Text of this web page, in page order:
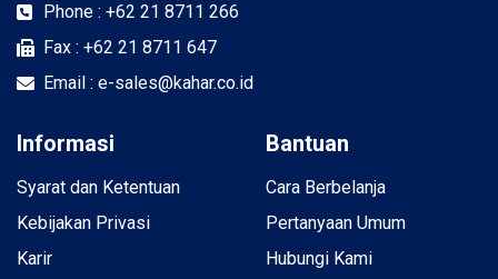
Phone : +62 21 8711 266
Fax : +62 21 8711 647
Email : e-sales@kahar.co.id
Informasi
Syarat dan Ketentuan
Kebijakan Privasi
Karir
Bantuan
Cara Berbelanja
Pertanyaan Umum
Hubungi Kami